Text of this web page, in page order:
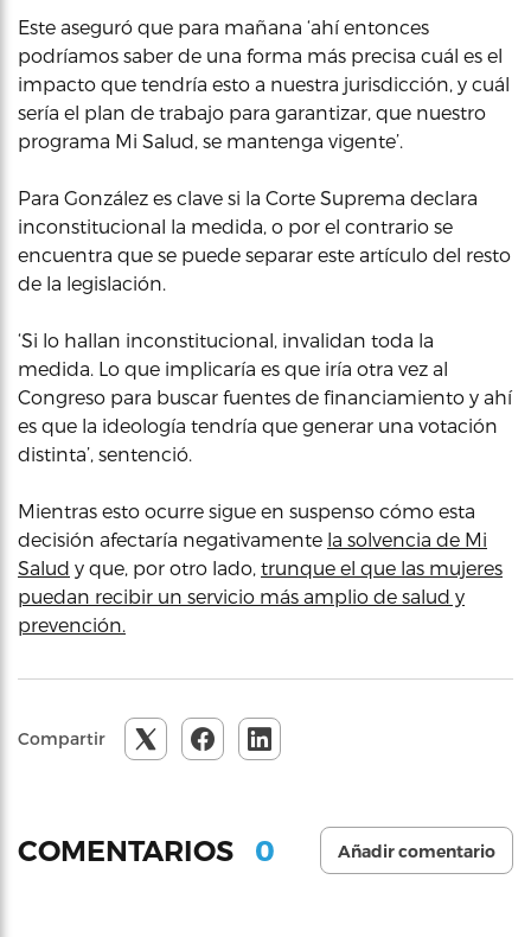
Este aseguró que para mañana ‘ahí entonces
podríamos saber de una forma más precisa cuál es el
impacto que tendría esto a nuestra jurisdicción, y cuál
sería el plan de trabajo para garantizar, que nuestro
programa Mi Salud, se mantenga vigente’.
Para González es clave si la Corte Suprema declara
inconstitucional la medida, o por el contrario se
encuentra que se puede separar este artículo del resto
de la legislación.
‘Si lo hallan inconstitucional, invalidan toda la
medida. Lo que implicaría es que iría otra vez al
Congreso para buscar fuentes de financiamiento y ahí
es que la ideología tendría que generar una votación
distinta’, sentenció.
Mientras esto ocurre sigue en suspenso cómo esta
decisión afectaría negativamente la solvencia de Mi
Salud y que, por otro lado, trunque el que las mujeres
puedan recibir un servicio más amplio de salud y
prevención.
Compartir
COMENTARIOS 0 Añadir comentario